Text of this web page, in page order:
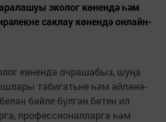
эколог көнендә һәм
саклау көнендә онлайн-
көнендә очрашабыз, шуңа
табигатьне һәм әйләнә-
бәйле булган бөтен ил
профессионалларга һәм